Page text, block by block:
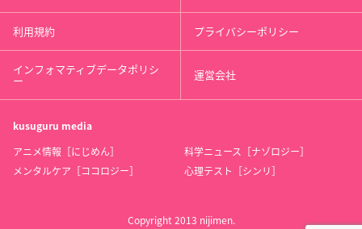
利用規約 プライバシーポリシー
インフォマティブデータポリシ
ー 運営会社
kusuguru media
アニメ情報［にじめん］
科学ニュース［ナゾロジー］
メンタルケア［ココロジー］
心理テスト［シンリ］
Copyright 2013 nijimen.